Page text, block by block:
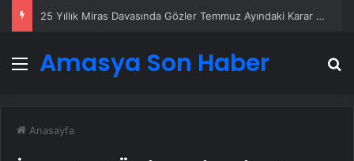
Serjoy : Dijital Medya Ajansı, Google Reklam Ajansı, SEO Ajansı ve Web Tasarım Ajansı
Menü
Amasya Son Haber
Anasayfa